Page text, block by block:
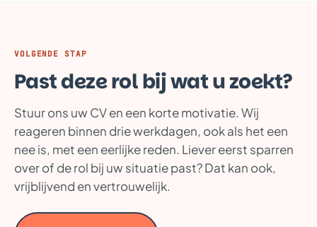
VOLGENDE STAP
Past deze rol bij wat u zoekt?
Stuur ons uw CV en een korte motivatie. Wij
reageren binnen drie werkdagen, ook als het een
nee is, met een eerlijke reden. Liever eerst sparren
over of de rol bij uw situatie past? Dat kan ook,
vrijblijvend en vertrouwelijk.